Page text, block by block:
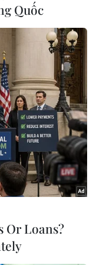
Quốc
Or Loans?